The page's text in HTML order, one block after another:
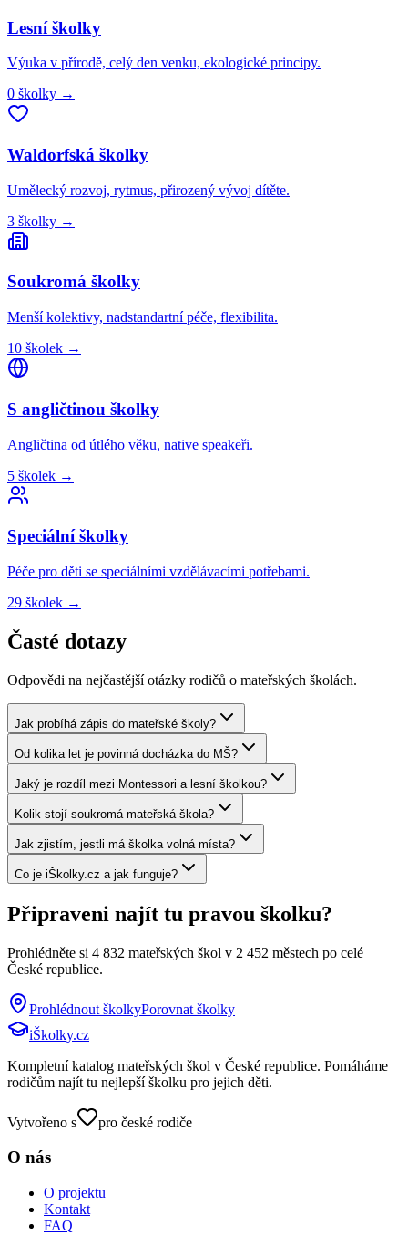
Lesníškolky
Výuka v přírodě, celý den venku, ekologické principy.
0 školky →
Waldorfská školky
Umělecký rozvoj, rytmus, přirozený vývoj dítěte.
3 školky →
Soukromá školky
Menší kolektivy, nadstandartní péče, flexibilita.
10 školek →
S angličtinou školky
Angličtina od útlého věku, native speakeři.
5 školek →
Speciálníškolky
Péče pro děti se speciálními vzdělávacími potřebami.
29 školek →
Časté dotazy
Odpovědi na nejčastější otázky rodičů o mateřských školách.
Jak probíhá zápis do mateřské školy?
Od kolika let je povinná docházka do MŠ?
Jaký je rozdíl mezi Montessori a lesní školkou?
Kolik stojí soukromá mateřská škola?
Jak zjistím, jestli má školka volná místa?
Co je iŠkolky.cz a jak funguje?
Připraveni najít tu pravou školku?
Prohlédněte si 4 832 mateřských škol v 2 452 městech po celé
České republice.
Prohlédnout školkyPorovnat školky
iŠkolky.cz
Kompletní katalog mateřských škol v České republice. Pomáháme
rodičům najít tu nejlepší školku pro jejich děti.
Vytvořeno s pro české rodiče
O nás
O projektu
Kontakt
FAQ